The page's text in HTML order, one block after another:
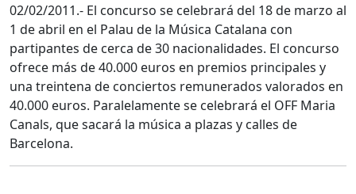
02/02/2011.- El concurso se celebrará del 18 de marzo al
1 de abril en el Palau de la Música Catalana con
partipantes de cerca de 30 nacionalidades. El concurso
ofrece más de 40.000 euros en premios principales y
una treintena de conciertos remunerados valorados en
40.000 euros. Paralelamente se celebrará el OFF Maria
Canals, que sacará la música a plazas y calles de
Barcelona.